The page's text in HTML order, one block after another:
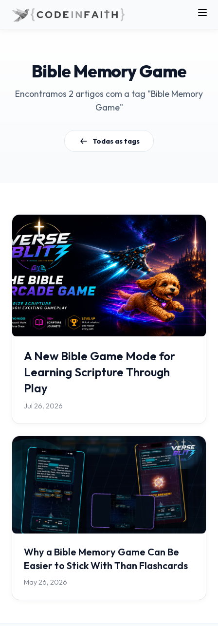
Bible Memory Game
Encontramos 2 artigos com a tag "Bible Memory
Game"
Todas as tags
A New Bible Game Mode for
Learning Scripture Through
Play
Jul 26, 2026
Why a Bible Memory Game Can Be
Easier to Stick With Than Flashcards
May 26, 2026